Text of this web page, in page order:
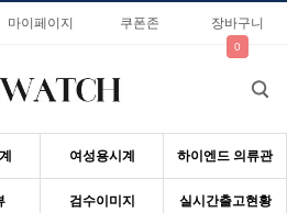
마이페이지 쿠폰존 장바구니
0
여성용시계 하이엔드 의류관
검수이미지 실시간출고현황